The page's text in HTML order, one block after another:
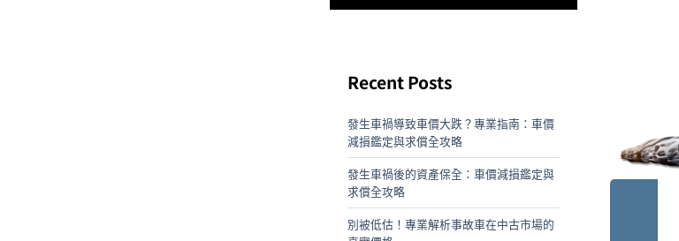
Recent Posts
發生車禍導致車價大跌？專業指南：車價
減損鑑定與求償全攻略
發生車禍後的資產保全：車價減損鑑定與
求償全攻略
別被低估！專業解析事故車在中古市場的